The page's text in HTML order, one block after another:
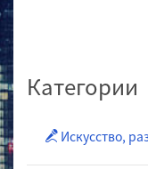
Категории
Искусство,